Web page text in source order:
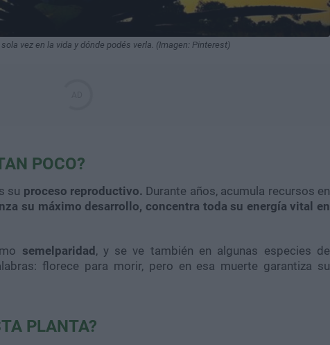
vez en la vida y dónde podés verla. (Imagen: Pinterest)
POCO?
su proceso reproductivo. Durante años, acumula recursos en
su máximo desarrollo, concentra toda su energía vital en
semelparidad, y se ve también en algunas especies de
florece para morir, pero en esa muerte garantiza su
PLANTA?